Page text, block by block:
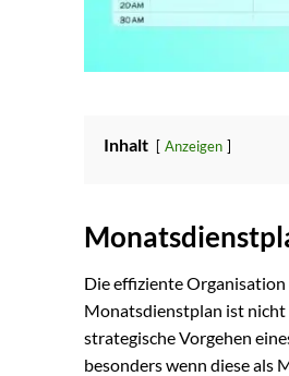
Inhalt Anzeigen
Die effiziente Organisation
Monatsdienstplan ist
strategische Vorgehen
besonders wenn diese als